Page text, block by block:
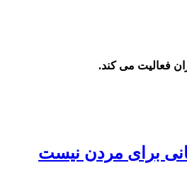
فعالیت می کند.